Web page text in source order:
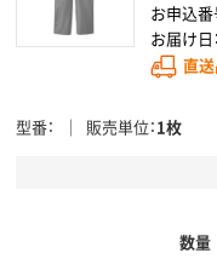
お申込番
お届け日：
直
型番 販売単位 1枚
数量